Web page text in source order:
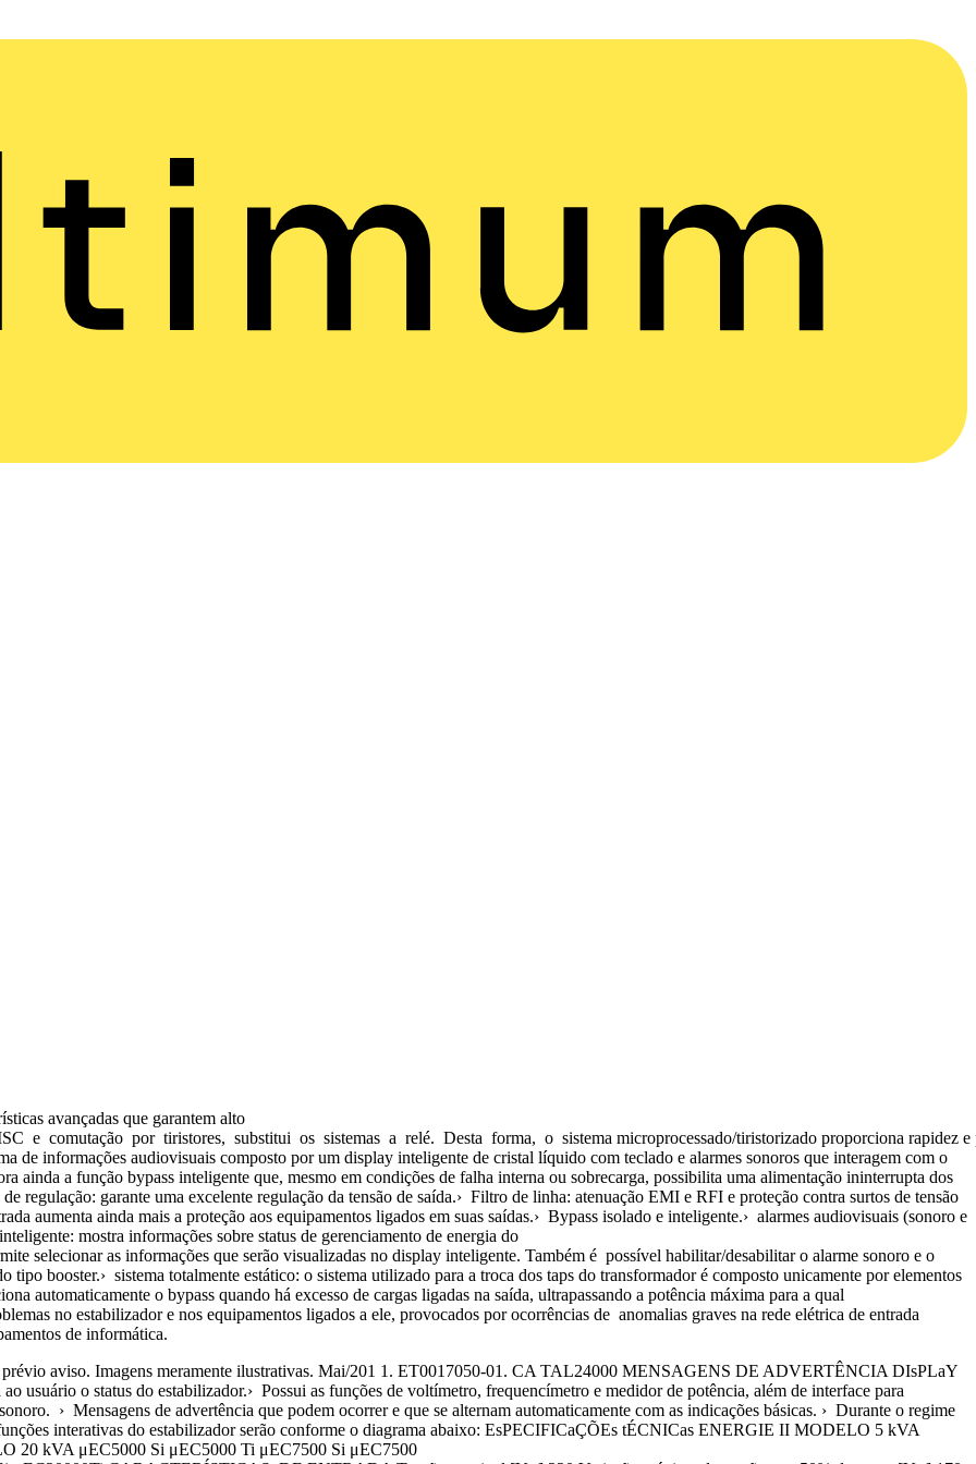
avançadas que garantem alto
e comutação por tiristores, substitui os sistemas a relé. Desta forma, o sistema microprocessado/tiristorizado proporciona rapidez e
de informações audiovisuais composto por um display inteligente de cristal líquido com teclado e alarmes sonoros que interagem com o
ainda a função bypass inteligente que, mesmo em condições de falha interna ou sobrecarga, possibilita uma alimentação ininterrupta dos
regulação: garante uma excelente regulação da tensão de saída.› Filtro de linha: atenuação EMI e RFI e proteção contra surtos de tensão
aumenta ainda mais a proteção aos equipamentos ligados em suas saídas.› Bypass isolado e inteligente.› alarmes audiovisuais (sonoro e
mostra informações sobre status de gerenciamento de energia do
selecionar as informações que serão visualizadas no display inteligente. Também é possível habilitar/desabilitar o alarme sonoro e o
tipo booster.› sistema totalmente estático: o sistema utilizado para a troca dos taps do transformador é composto unicamente por elementos
automaticamente o bypass quando há excesso de cargas ligadas na saída, ultrapassando a potência máxima para a qual
no estabilizador e nos equipamentos ligados a ele, provocados por ocorrências de anomalias graves na rede elétrica de entrada
de informática.
prévio aviso. Imagens meramente ilustrativas. Mai/201 1. ET0017050-01. CA TAL24000 MENSAGENS DE ADVERTÊNCIA DIsPLaY
o status do estabilizador.› Possui as funções de voltímetro, frequencímetro e medidor de potência, além de interface para
› Mensagens de advertência que podem ocorrer e que se alternam automaticamente com as indicações básicas. › Durante o regime
interativas do estabilizador serão conforme o diagrama abaixo: EsPECIFICaÇÕEs tÉCNICas ENERGIE II MODELO 5 kVA
kVA μEC5000 Si μEC5000 Ti μEC7500 Si μEC7500